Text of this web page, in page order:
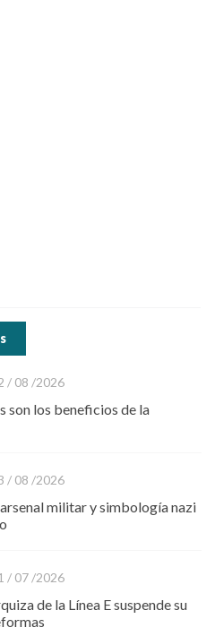
/ 08 /2026
son los beneficios de la
/ 08 /2026
militar y simbología nazi
/ 07 /2026
de la Línea E suspende su